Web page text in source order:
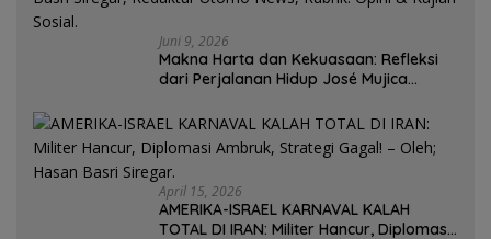
Juni 9, 2026
Makna Harta dan Kekuasaan: Refleksi
dari Perjalanan Hidup José Mujica
Basri Siregar, Redaktur Utomo News,
Rubrik: Opini & Kajian Sosial.
April 15, 2026
AMERIKA-ISRAEL KARNAVAL KALAH
TOTAL DI IRAN: Militer Hancur, Diplomasi